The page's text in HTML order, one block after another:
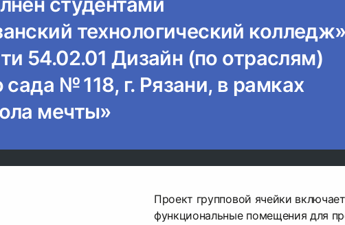
технологический колледж»
54.02.01 Дизайн (по отраслям)
сада № 118, г. Рязани, в рамках
мечты»
Проект групповой ячейки
функциональные помещения для